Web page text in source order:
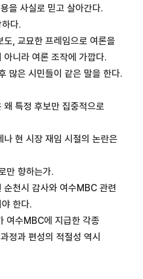
을 사실로 믿고 살아간다.
다.
, 교묘한 프레임으로 여론을
니라 여론 조작에 가깝다.
많은 시민들이 같은 말을 한다.
특정 후보만 집중적으로
현 시장 재임 시절의 논란은
만 향하는가.
순천시 감사와 여수MBC 관련
한다.
여수MBC에 지급한 각종
정과 편성의 적절성 역시